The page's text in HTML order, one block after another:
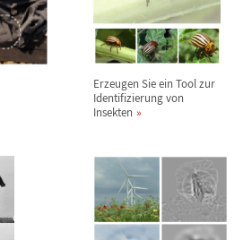
Erzeugen Sie ein Tool zur
Identifizierung von
Insekten